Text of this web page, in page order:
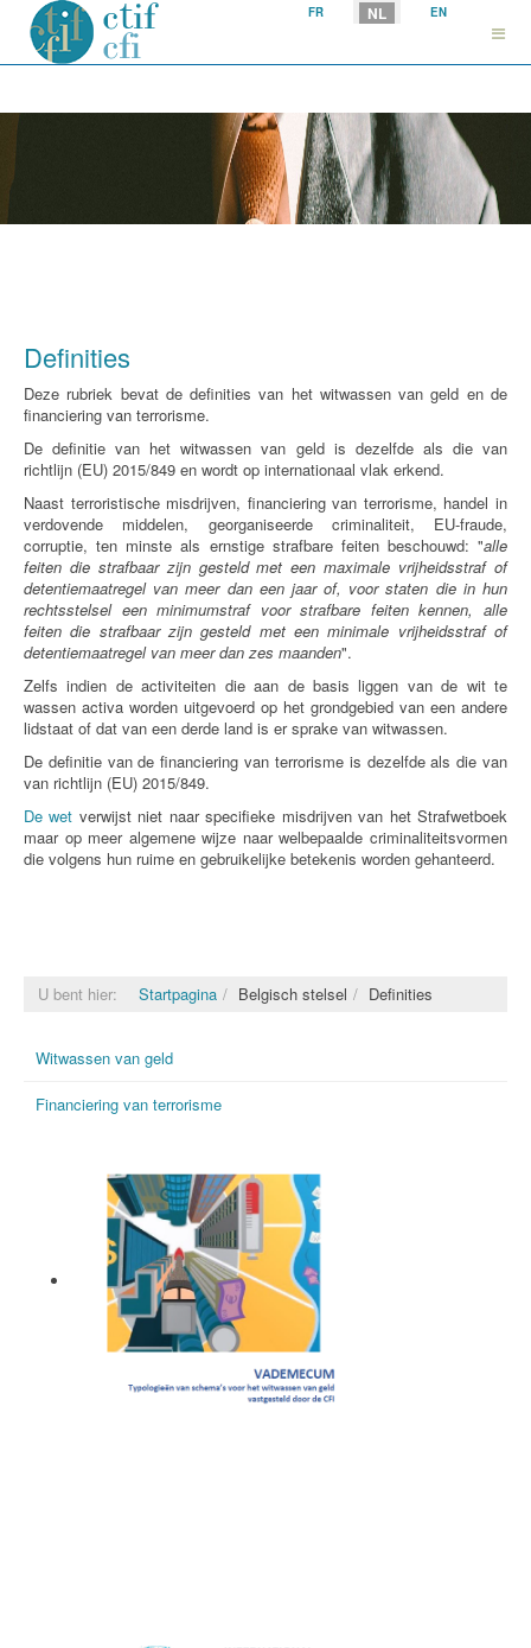
Selecteer uw taal
FR NL EN
Definities
Deze rubriek bevat de definities van het witwassen van geld en de
financiering van terrorisme.
De definitie van het witwassen van geld is dezelfde als die van
richtlijn (EU) 2015/849 en wordt op internationaal vlak erkend.
Naast terroristische misdrijven, financiering van terrorisme, handel in
verdovende middelen, georganiseerde criminaliteit, EU-fraude,
corruptie, ten minste als ernstige strafbare feiten beschouwd: "alle
feiten die strafbaar zijn gesteld met een maximale vrijheidsstraf of
detentiemaatregel van meer dan een jaar of, voor staten die in hun
rechtsstelsel een minimumstraf voor strafbare feiten kennen, alle
feiten die strafbaar zijn gesteld met een minimale vrijheidsstraf of
detentiemaatregel van meer dan zes maanden".
Zelfs indien de activiteiten die aan de basis liggen van de wit te
wassen activa worden uitgevoerd op het grondgebied van een andere
lidstaat of dat van een derde land is er sprake van witwassen.
De definitie van de financiering van terrorisme is dezelfde als die van
van richtlijn (EU) 2015/849.
De wet verwijst niet naar specifieke misdrijven van het Strafwetboek
maar op meer algemene wijze naar welbepaalde criminaliteitsvormen
die volgens hun ruime en gebruikelijke betekenis worden gehanteerd.
U bent hier: Startpagina Belgisch stelsel Definities
Witwassen van geld
Financiering van terrorisme